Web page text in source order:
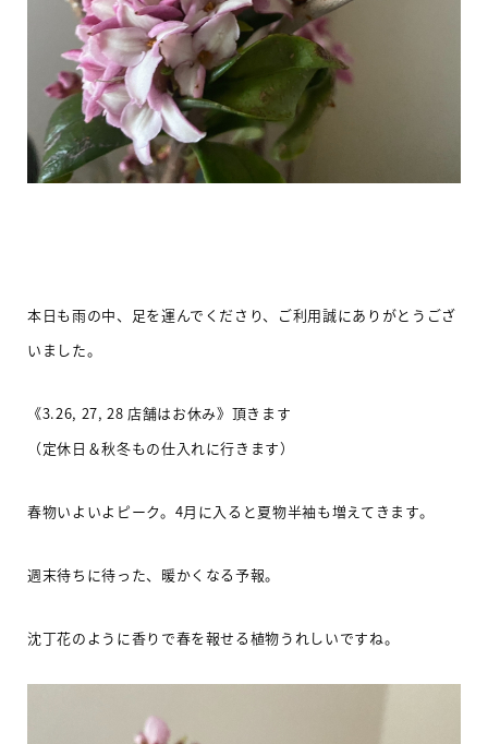
本日も雨の中、足を運んでくださり、ご利用誠にありがとうござ
いました。
《3.26, 27, 28 店舗はお休み》頂きます
（定休日＆秋冬もの仕入れに行きます）
春物いよいよピーク。4月に入ると夏物半袖も増えてきます。
週末待ちに待った、暖かくなる予報。
沈丁花のように香りで春を報せる植物うれしいですね。